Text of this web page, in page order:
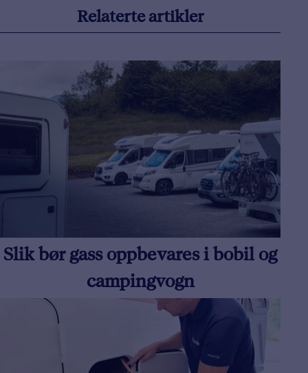
Relaterte artikler
Slik bør gass oppbevares i bobil og
campingvogn